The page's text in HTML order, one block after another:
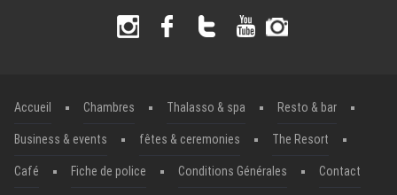
Accueil Chambres Thalasso & spa
Resto & bar
Business & events
fêtes & ceremonies
The Resort
Café
Fiche de police Conditions Générales Contact